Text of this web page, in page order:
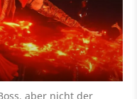
aber nicht der